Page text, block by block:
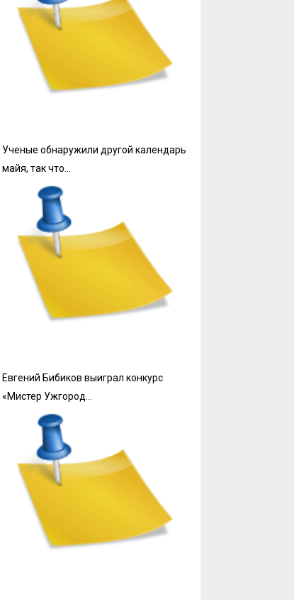
Ученые обнаружили другой календарь
майя, так что…
Евгений Бибиков выиграл конкурс
«Мистер Ужгород…